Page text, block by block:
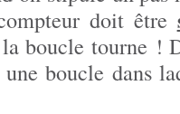
doit être
boucle tourne !
boucle dans